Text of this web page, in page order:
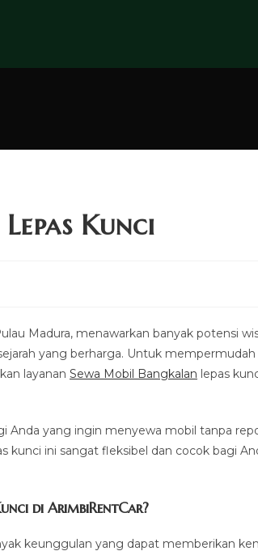
Kunci
Madura, menawarkan banyak potensi
yang berharga. Untuk mempermudah
layanan Sewa Mobil Bangkalan lepas
Anda yang ingin menyewa mobil tanpa
kunci ini sangat fleksibel dan cocok bagi
di ArimbiRentCar?
keunggulan yang dapat memberikan